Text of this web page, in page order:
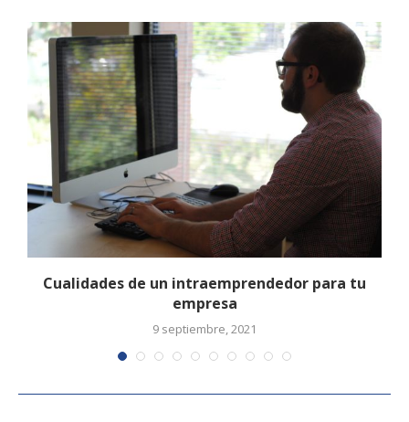
Cualidades de un intraemprendedor para tu
empresa
9 septiembre, 2021